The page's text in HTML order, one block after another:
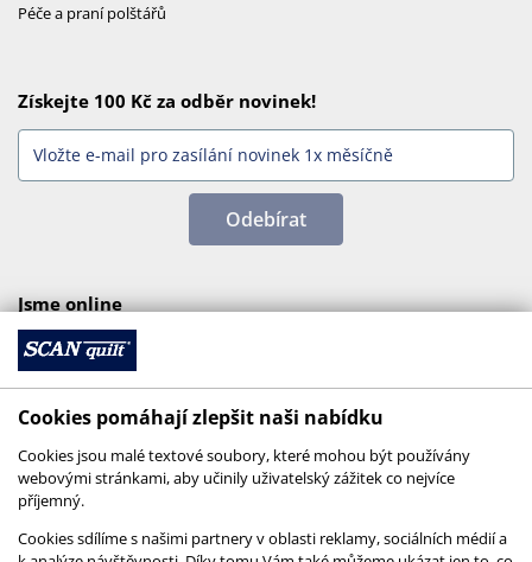
Péče a praní polštářů
Získejte 100 Kč za odběr novinek!
Odebírat
Jsme online
Cookies pomáhají zlepšit naši nabídku
Cookies jsou malé textové soubory, které mohou být používány
webovými stránkami, aby učinily uživatelský zážitek co nejvíce
příjemný.
Cookies sdílíme s našimi partnery v oblasti reklamy, sociálních médií a